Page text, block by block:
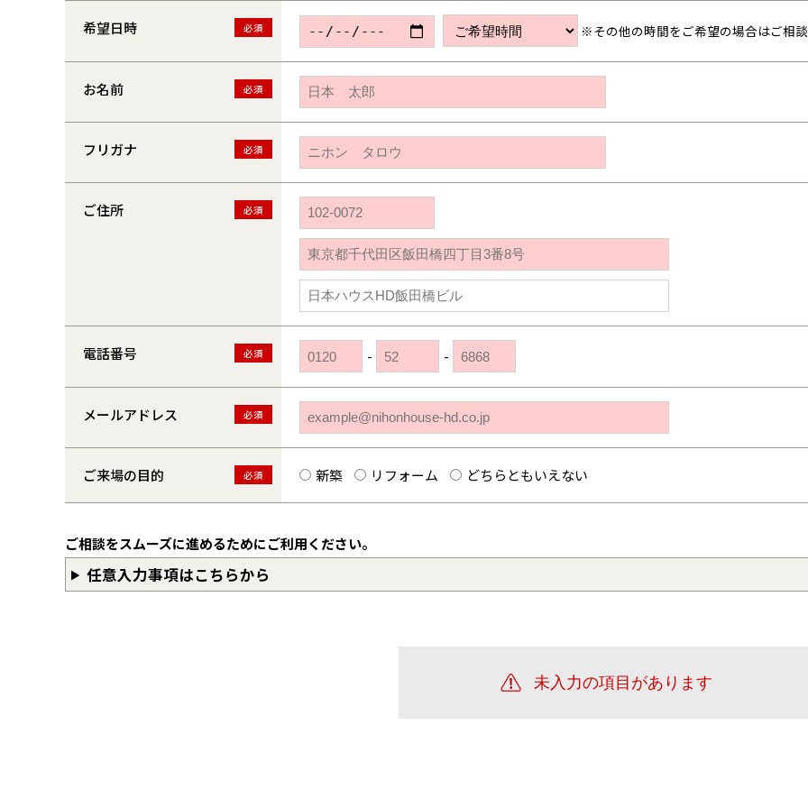
希望日時 必須 ※その他の時間をご希望の場合はご相談
お名前 必須
フリガナ 必須
ご住所 必須
電話番号 必須 - -
メールアドレス 必須
ご来場の目的 必須 新築 リフォーム どちらともいえない
ご相談をスムーズに進めるためにご利用ください。
任意入力事項はこちらから